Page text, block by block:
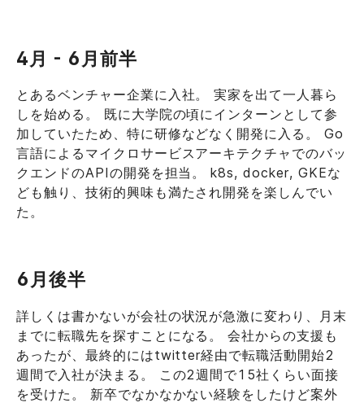
4月 - 6月前半
とあるベンチャー企業に入社。 実家を出て一人暮ら
しを始める。 既に大学院の頃にインターンとして参
加していたため、特に研修などなく開発に入る。 Go
言語によるマイクロサービスアーキテクチャでのバッ
クエンドのAPIの開発を担当。 k8s, docker, GKEな
ども触り、技術的興味も満たされ開発を楽しんでい
た。
6月後半
詳しくは書かないが会社の状況が急激に変わり、月末
までに転職先を探すことになる。 会社からの支援も
あったが、最終的にはtwitter経由で転職活動開始2
週間で入社が決まる。 この2週間で15社くらい面接
を受けた。 新卒でなかなかない経験をしたけど案外